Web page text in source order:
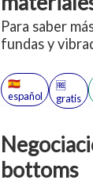
Para saber
fundas y
🇪🇸
español
🆓
gratis
bottoms